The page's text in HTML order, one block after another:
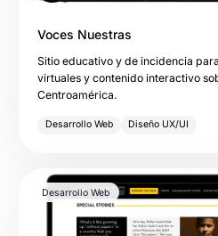
Voces Nuestras
Sitio educativo y de incidencia
virtuales y contenido interactivo
Centroamérica.
Desarrollo Web Diseño UX/UI
Desarrollo Web